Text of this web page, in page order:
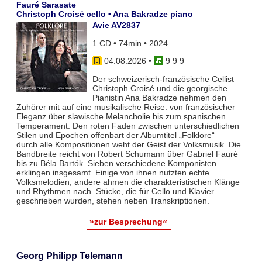
Fauré Sarasate
Christoph Croisé cello • Ana Bakradze piano
Avie AV2837
1 CD • 74min • 2024
04.08.2026 •
9 9 9
Der schweizerisch-französische Cellist
Christoph Croisé und die georgische
Pianistin Ana Bakradze nehmen den
Zuhörer mit auf eine musikalische Reise: von französischer
Eleganz über slawische Melancholie bis zum spanischen
Temperament. Den roten Faden zwischen unterschiedlichen
Stilen und Epochen offenbart der Albumtitel „Folklore“ –
durch alle Kompositionen weht der Geist der Volksmusik. Die
Bandbreite reicht von Robert Schumann über Gabriel Fauré
bis zu Béla Bartók. Sieben verschiedene Komponisten
erklingen insgesamt. Einige von ihnen nutzten echte
Volksmelodien; andere ahmen die charakteristischen Klänge
und Rhythmen nach. Stücke, die für Cello und Klavier
geschrieben wurden, stehen neben Transkriptionen.
»zur Besprechung«
Georg Philipp Telemann